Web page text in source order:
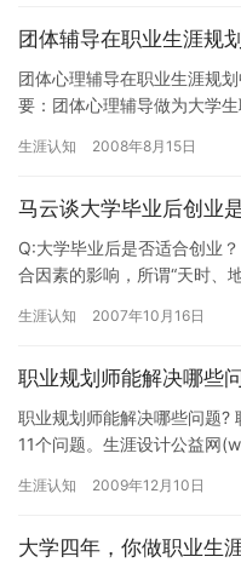
团体辅导在职业生涯规
团体心理辅导在职业生涯规
要：团体心理辅导做为大学
要重…
生涯认知 2008年8月15日
马云谈大学毕业后创业
Q:大学毕业后是否适合创业
合因素的影响，所谓“天时、
生涯认知 2007年10月16日
职业规划师能解决哪些
职业规划师能解决哪些问题?
11个问题。生涯设计公益网
生涯认知 2009年12月10日
大学四年，你做职业生